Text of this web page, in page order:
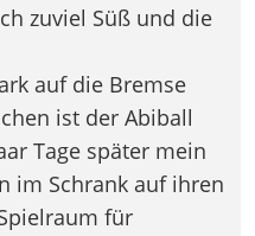
zuviel Süß und die
auf die Bremse
ist der Abiball
Tage später mein
im Schrank auf ihren
für